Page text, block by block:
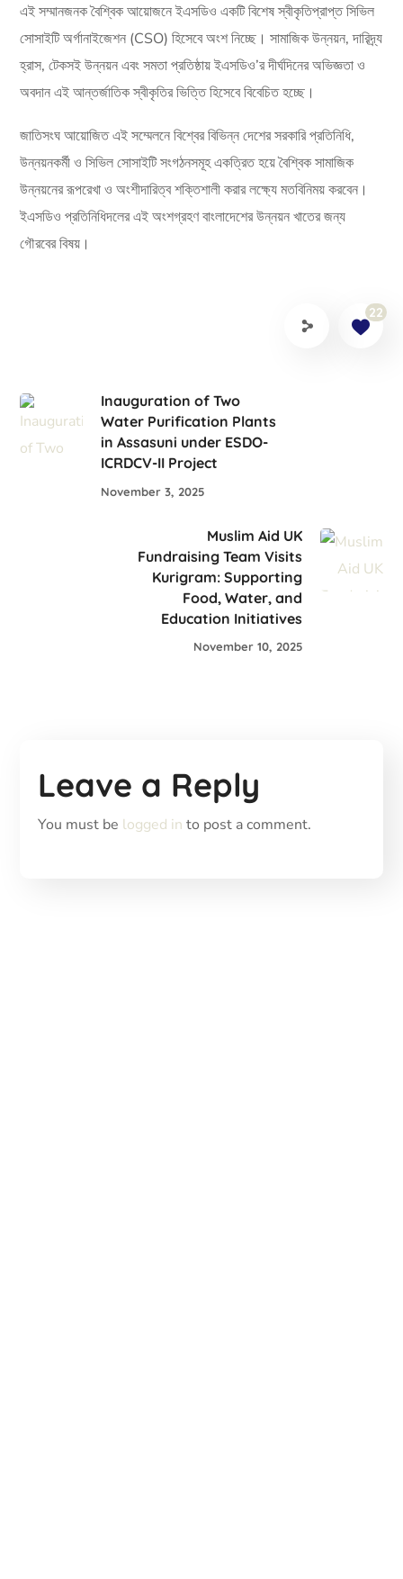
এই সম্মানজনক বৈশ্বিক আয়োজনে ইএসডিও একটি বিশেষ স্বীকৃতিপ্রাপ্ত সিভিল
সোসাইটি অর্গানাইজেশন (CSO) হিসেবে অংশ নিচ্ছে। সামাজিক উন্নয়ন, দারিদ্র্য
হ্রাস, টেকসই উন্নয়ন এবং সমতা প্রতিষ্ঠায় ইএসডিও’র দীর্ঘদিনের অভিজ্ঞতা ও
অবদান এই আন্তর্জাতিক স্বীকৃতির ভিত্তি হিসেবে বিবেচিত হচ্ছে।
জাতিসংঘ আয়োজিত এই সম্মেলনে বিশ্বের বিভিন্ন দেশের সরকারি প্রতিনিধি,
উন্নয়নকর্মী ও সিভিল সোসাইটি সংগঠনসমূহ একত্রিত হয়ে বৈশ্বিক সামাজিক
উন্নয়নের রূপরেখা ও অংশীদারিত্ব শক্তিশালী করার লক্ষ্যে মতবিনিময় করবেন।
ইএসডিও প্রতিনিধিদলের এই অংশগ্রহণ বাংলাদেশের উন্নয়ন খাতের জন্য
গৌরবের বিষয়।
22
Inauguration of Two
Water Purification Plants
in Assasuni under ESDO-
ICRDCV-II Project
November 3, 2025
Muslim Aid UK
Fundraising Team Visits
Kurigram: Supporting
Food, Water, and
Education Initiatives
November 10, 2025
Leave a Reply
You must be logged in to post a comment.